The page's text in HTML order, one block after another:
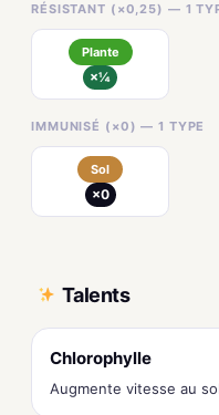
RÉSISTANT (×0,25) — 1
Plante
×¼
IMMUNISÉ (×0) — 1 TYPE
Sol
×0
Talents
Chlorophylle
Augmente vitesse au